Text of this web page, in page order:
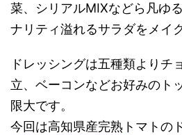
菜、シリアルMIXなどら凡ゆ
ナリティ溢れるサラダをメイク
ドレッシングは五種類よりチ
立、ベーコンなどお好みのト
限大です。
今回は高知県産完熟トマトの